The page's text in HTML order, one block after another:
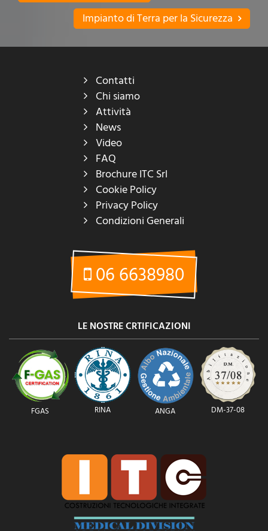
Impianto di Terra per la Sicurezza
Contatti
Chi siamo
Attività
News
Video
FAQ
Brochure ITC Srl
Cookie Policy
Privacy Policy
Condizioni Generali
06 6638980
LE NOSTRE CRTIFICAZIONI
FGAS RINA ANGA DM-37-08